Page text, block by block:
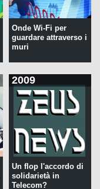
Onde Wi-Fi per
guardare attraverso i
muri
2009
Un flop l'accordo di
solidarietà in
Telecom?